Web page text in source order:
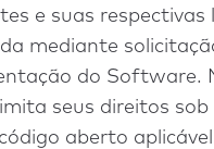
e suas respectivas
mediante
do Software.
seus direitos sob
aberto